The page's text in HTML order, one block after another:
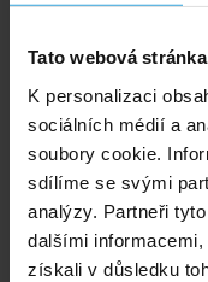
Tato webová
K personalizaci
sociálních médií a
soubory cookie.
sdílíme se svými
analýzy. Partneři
dalšími
získali v důsledku
INTEX